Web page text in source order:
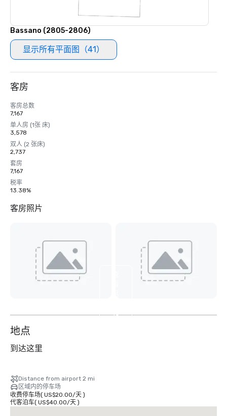
Bassano (2805-2806)
显示所有平面图（41）
客房
客房总数
7,167
单人房 (1张 床)
3,578
双人 (2 张床)
2,737
套房
7,167
税率
13.38%
客房照片
16
地点
到达这里
Distance from airport 2 mi
区域内的停车场
收费停车场( US$20.00/天)
代客泊车( US$40.00/天)